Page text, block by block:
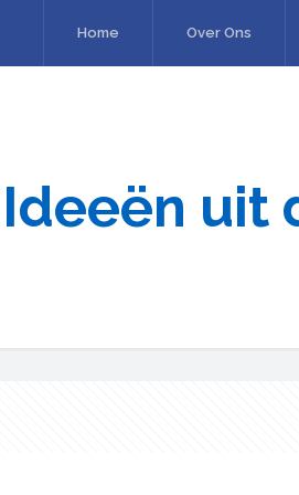
Home Over Ons
Ideeën uit